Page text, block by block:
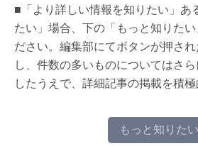
■「より詳しい情報を知りたい」あ
たい」場合、下の「もっと知りた
ださい。編集部にてボタンが押さ
し、件数の多いものについてはさ
したうえで、詳細記事の掲載を積極
もっと知りたい